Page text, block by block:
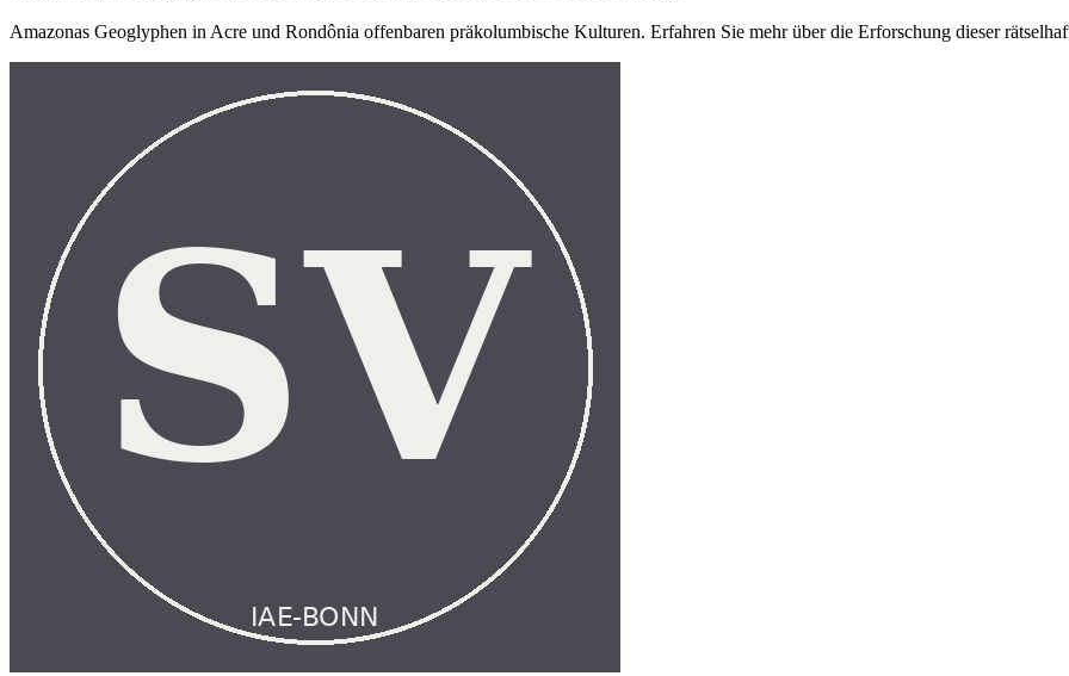
Amazonas Geoglyphen in Acre und Rondônia offenbaren präkolumbische Kulturen. Erfahren Sie mehr über die Erforschung dieser